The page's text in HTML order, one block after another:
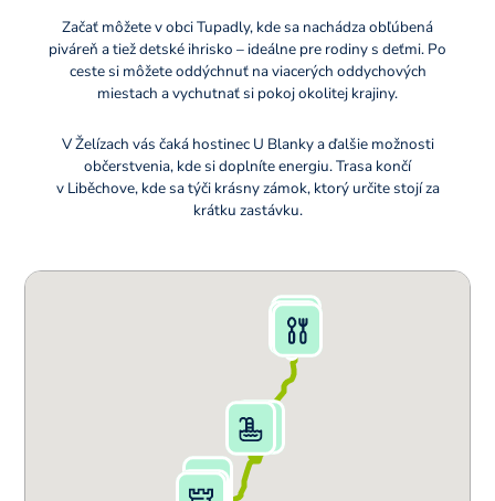
Začať môžete v obci Tupadly, kde sa nachádza obľúbená
piváreň a tiež detské ihrisko – ideálne pre rodiny s deťmi. Po
ceste si môžete oddýchnuť na viacerých oddychových
miestach a vychutnať si pokoj okolitej krajiny.
V Želízach vás čaká hostinec U Blanky a ďalšie možnosti
občerstvenia, kde si doplníte energiu. Trasa končí
v Liběchove, kde sa týči krásny zámok, ktorý určite stojí za
krátku zastávku.